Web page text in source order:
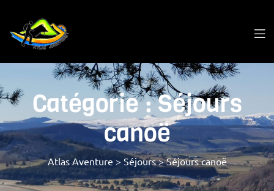
Catégorie :Séjours
canoë
Atlas Aventure > Séjours>Séjours canoë